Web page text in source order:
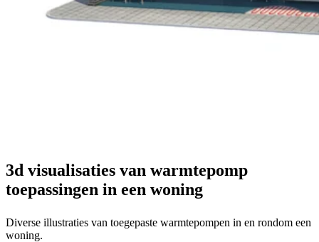
3d visualisaties van warmtepomp
toepassingen in een woning
Diverse illustraties van toegepaste warmtepompen in en rondom een
woning.